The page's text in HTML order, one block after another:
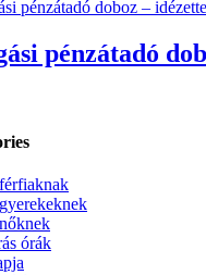
pénzátadó
órák